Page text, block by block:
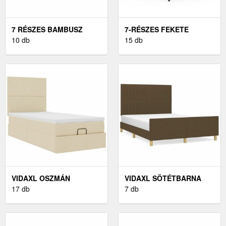
7 RÉSZES BAMBUSZ
KERTI ÜLŐGARNITÚRA
10 db
7-RÉSZES FEKETE
POLYRATTAN KERTI
15 db
VIDAXL OSZMÁN
ÁGYKERET
17 db
VIDAXL SÖTÉTBARNA
SZÖVET ÁGYKERET
7 db